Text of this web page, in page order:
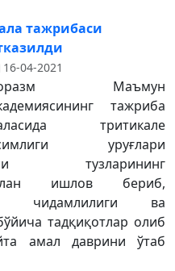
тажрибаси
16-04-2021
Маъмун
тажриба
тритикале
уруғлари
тузларининг
ишлов бериб,
чидамлилиги ва
тадқиқотлар олиб
амал даврини ўтаб